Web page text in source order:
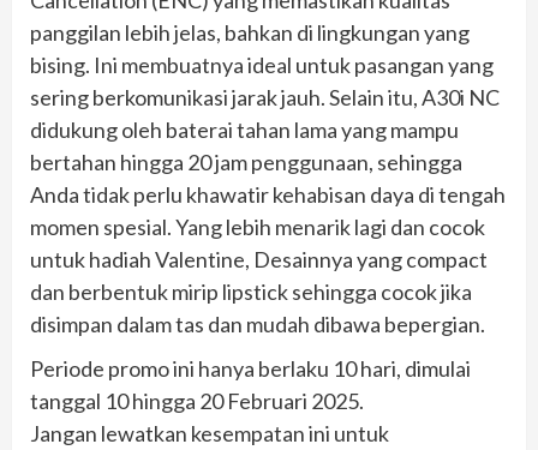
panggilan lebih jelas, bahkan di lingkungan yang
bising. Ini membuatnya ideal untuk pasangan yang
sering berkomunikasi jarak jauh. Selain itu, A30i NC
didukung oleh baterai tahan lama yang mampu
bertahan hingga 20 jam penggunaan, sehingga
Anda tidak perlu khawatir kehabisan daya di tengah
momen spesial. Yang lebih menarik lagi dan cocok
untuk hadiah Valentine, Desainnya yang compact
dan berbentuk mirip lipstick sehingga cocok jika
disimpan dalam tas dan mudah dibawa bepergian.
Periode promo ini hanya berlaku 10 hari, dimulai
tanggal 10 hingga 20 Februari 2025.
Jangan lewatkan kesempatan ini untuk